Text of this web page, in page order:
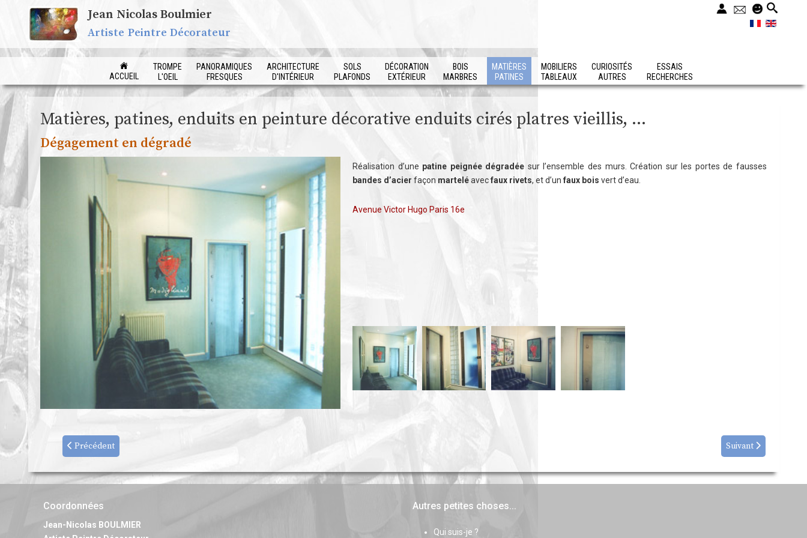
Jean Nicolas Boulmier
Artiste Peintre Décorateur
ACCUEIL
TROMPE
L'OEIL
PANORAMIQUES
FRESQUES
ARCHITECTURE
D'INTÉRIEUR
SOLS
PLAFONDS
DÉCORATION
EXTÉRIEUR
BOIS
MARBRES
MATIÈRES
PATINES
MOBILIERS
TABLEAUX
CURIOSITÉS
AUTRES
ESSAIS
RECHERCHES
Matières, patines, enduits en peinture décorative enduits cirés platres vieillis, ...
Dégagement en dégradé
Réalisation d’une patine peignée dégradée sur l’ensemble des murs. Création sur les portes de fausses
bandes d’acier façon marteléavecfaux rivets, et d’un faux bois vert d’eau.
Avenue Victor Hugo Paris 16e
Précédent Suivant
Coordonnées
Jean-Nicolas BOULMIER
Autres petites choses...
Qui suis-je ?